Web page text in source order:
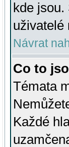
kde
uživatelé
Návrat
Co to
Témata
Každé